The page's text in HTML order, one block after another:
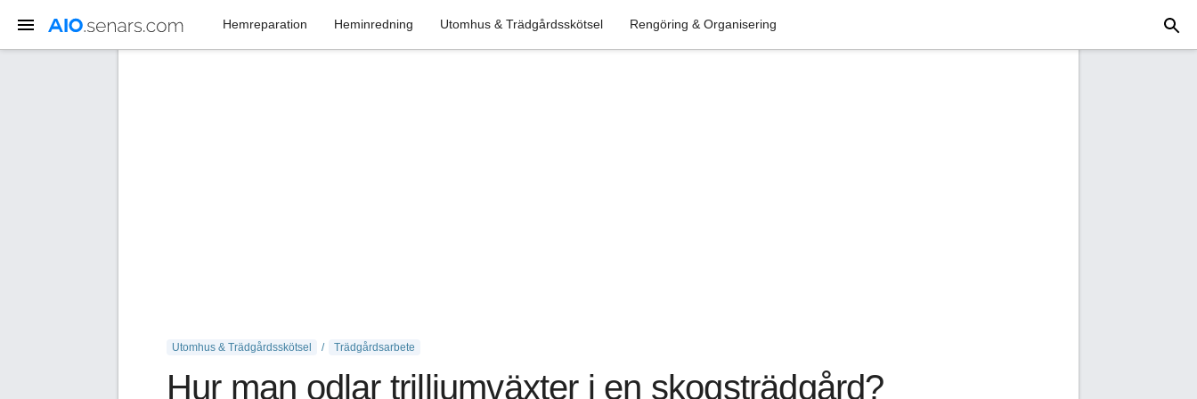
Hemreparation Heminredning Utomhus & Trädgårdsskötsel Rengöring & Organisering
Utomhus & Trädgårdsskötsel Trädgårdsarbete
Hur man odlar trilliumväxter i en skogsträdgård?